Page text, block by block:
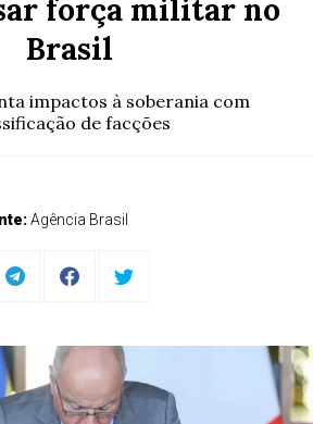
força militar no
Brasil
impactos à soberania com
de facções
Agência Brasil